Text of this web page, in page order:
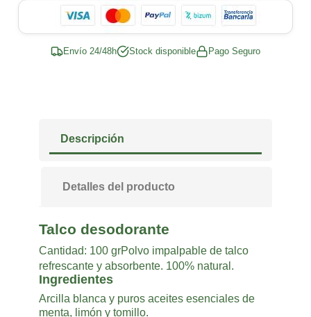
Envío 24/48h Stock disponible Pago Seguro
Descripción
Detalles del producto
Talco desodorante
Cantidad: 100 grPolvo impalpable de talco
refrescante y absorbente. 100% natural.
Ingredientes
Arcilla blanca y puros aceites esenciales de
menta, limón y tomillo.